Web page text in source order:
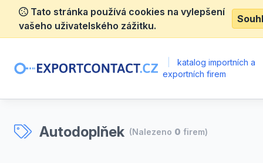
Tato stránka používá cookies na vylepšení
vašeho uživatelského zážitku.
katalog importních a
exportních firem
Autodoplňek (Nalezeno 0 firem)